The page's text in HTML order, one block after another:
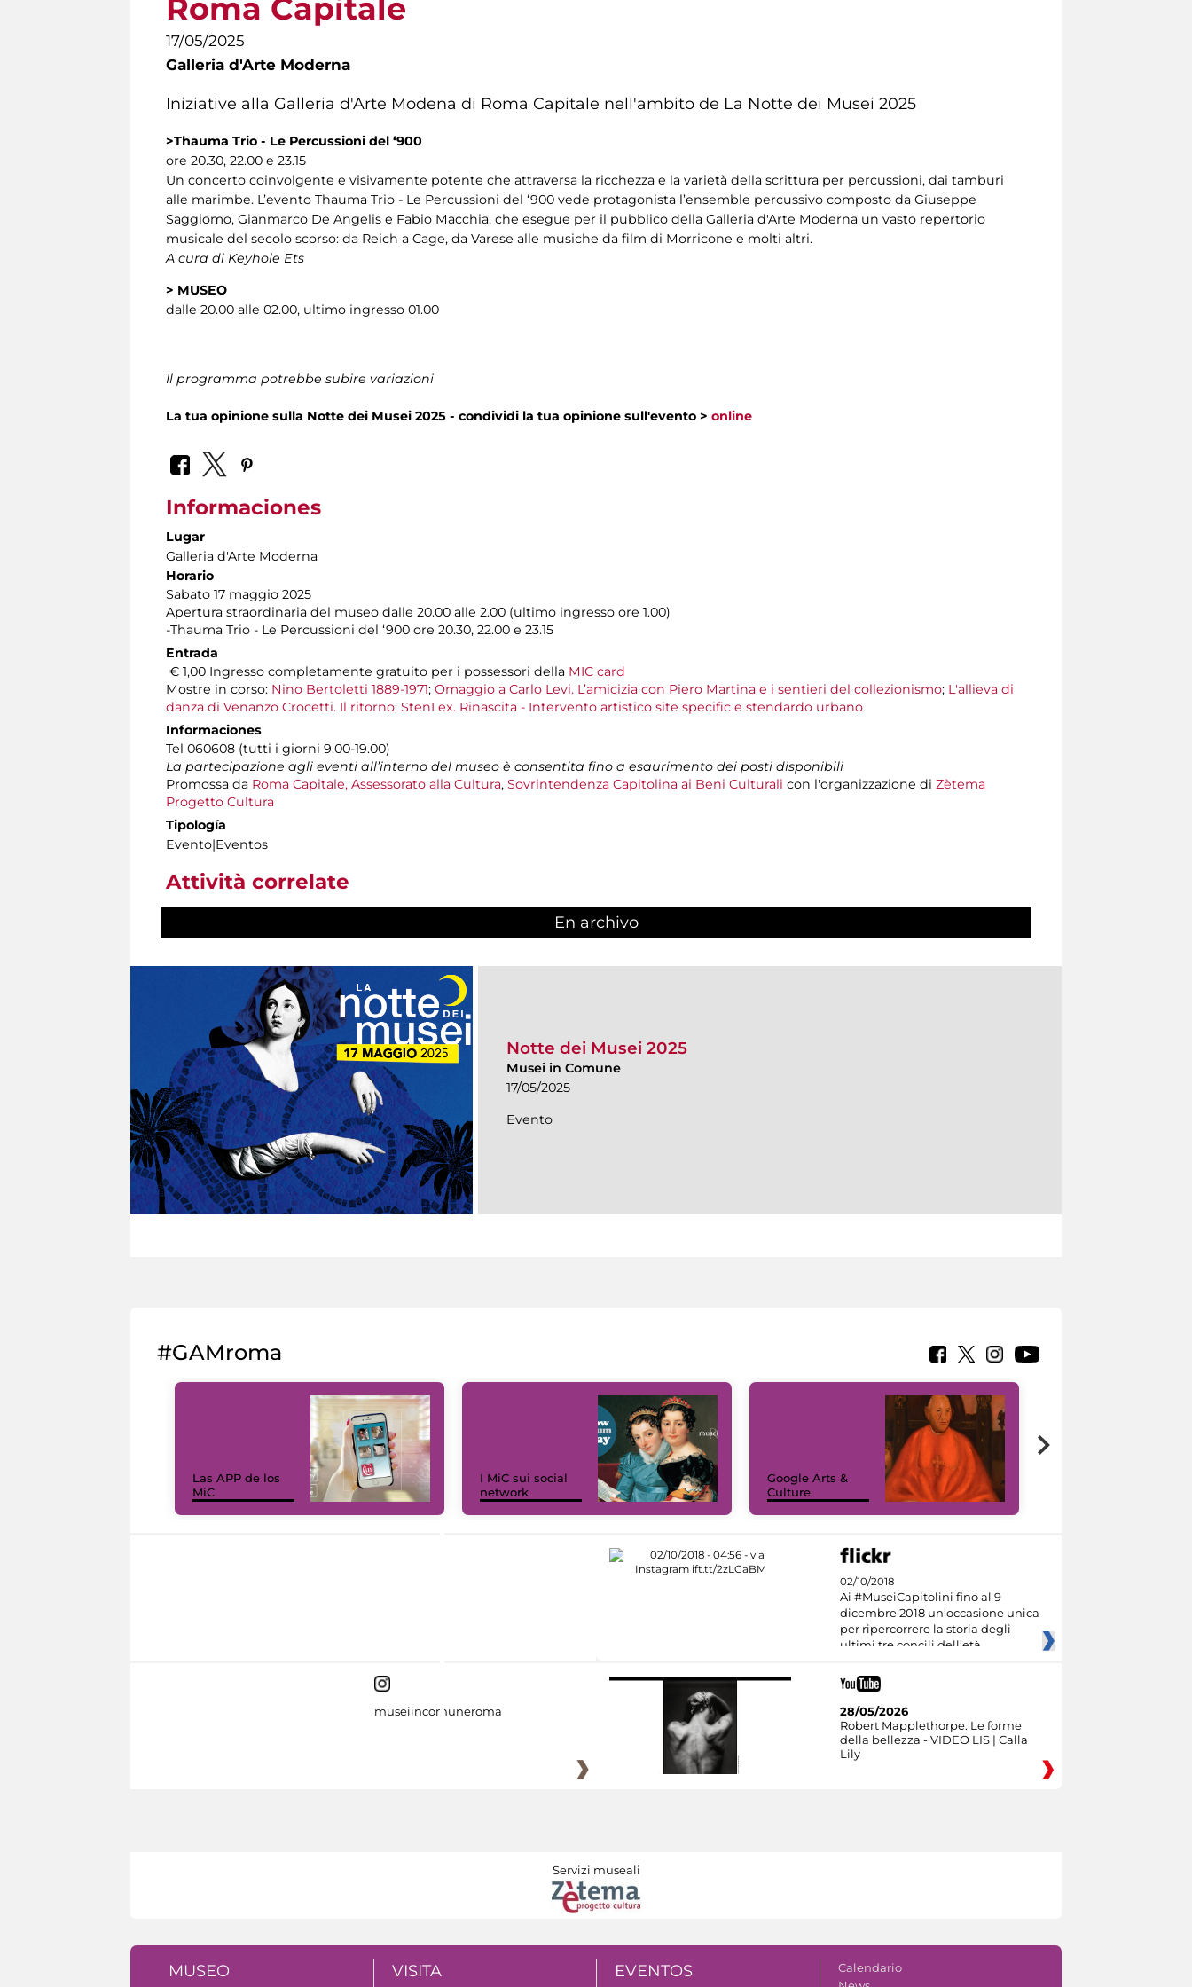
Roma Capitale
17/05/2025
Galleria d'Arte Moderna
Iniziative alla Galleria d'Arte Modena di Roma Capitale nell'ambito de La Notte dei Musei 2025
>Thauma Trio - Le Percussioni del ‘900
ore 20.30, 22.00 e 23.15
Un concerto coinvolgente e visivamente potente che attraversa la ricchezza e la varietà della scrittura per percussioni, dai tamburi
alle marimbe. L’evento Thauma Trio - Le Percussioni del ‘900 vede protagonista l’ensemble percussivo composto da Giuseppe
Saggiomo, Gianmarco De Angelis e Fabio Macchia, che esegue per il pubblico della Galleria d'Arte Moderna un vasto repertorio
musicale del secolo scorso: da Reich a Cage, da Varese alle musiche da film di Morricone e molti altri.
A cura di Keyhole Ets
> MUSEO
dalle 20.00 alle 02.00, ultimo ingresso 01.00
Il programma potrebbe subire variazioni
La tua opinione sulla Notte dei Musei 2025 - condividi la tua opinione sull'evento > online
Informaciones
Lugar
Galleria d'Arte Moderna
Horario
Sabato 17 maggio 2025
Apertura straordinaria del museo dalle 20.00 alle 2.00 (ultimo ingresso ore 1.00)
-Thauma Trio - Le Percussioni del ‘900 ore 20.30, 22.00 e 23.15
Entrada
€ 1,00 Ingresso completamente gratuito per i possessori della MIC card
Mostre in corso: Nino Bertoletti 1889-1971; Omaggio a Carlo Levi. L’amicizia con Piero Martina e i sentieri del collezionismo; L'allieva di
danza di Venanzo Crocetti. Il ritorno; StenLex. Rinascita - Intervento artistico site specific e stendardo urbano
Informaciones
Tel 060608 (tutti i giorni 9.00-19.00)
La partecipazione agli eventi all’interno del museo è consentita fino a esaurimento dei posti disponibili
Promossa da Roma Capitale, Assessorato alla Cultura, Sovrintendenza Capitolina ai Beni Culturali con l'organizzazione di Zètema
Progetto Cultura
Tipología
Evento|Eventos
Attività correlate
En archivo
Notte dei Musei 2025
Musei in Comune
17/05/2025
Evento
#GAMroma
Las APP de los
MiC
I MiC sui social
network
Google Arts &
Culture
02/10/2018
Ai #MuseiCapitolini fino al 9
dicembre 2018 un’occasione unica
per ripercorrere la storia degli
ultimi tre concili dell’età
museiincomuneroma
28/05/2026
Robert Mapplethorpe. Le forme
della bellezza - VIDEO LIS | Calla
Lily
Servizi museali
MUSEO VISITA EVENTOS
Calendario